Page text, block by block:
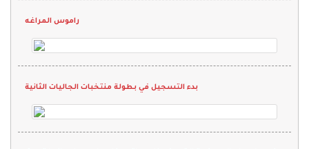
راموس المراغه
بدء التسجيل في بطولة منتخبات الجاليات الثانية